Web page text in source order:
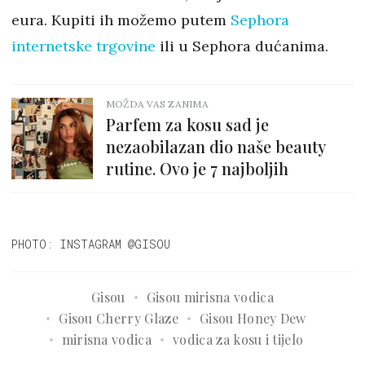
eura. Kupiti ih možemo putem Sephora
internetske trgovine ili u Sephora dućanima.
MOŽDA VAS ZANIMA
Parfem za kosu sad je
nezaobilazan dio naše beauty
rutine. Ovo je 7 najboljih
PHOTO: INSTAGRAM @GISOU
Gisou
Gisou mirisna vodica
Gisou Cherry Glaze
Gisou Honey Dew
mirisna vodica
vodica za kosu i tijelo